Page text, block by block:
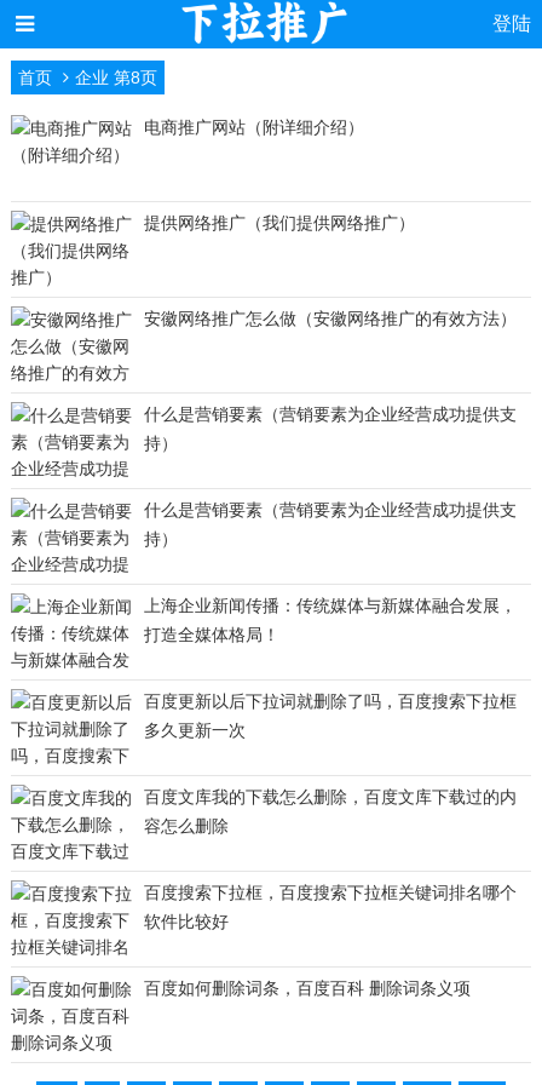
登陆
首页 企业 第8页
电商推广网站（附详细介绍）
提供网络推广（我们提供网络推广）
安徽网络推广怎么做（安徽网络推广的有效方法）
什么是营销要素（营销要素为企业经营成功提供支
持）
什么是营销要素（营销要素为企业经营成功提供支
持）
上海企业新闻传播：传统媒体与新媒体融合发展，
打造全媒体格局！
百度更新以后下拉词就删除了吗，百度搜索下拉框
多久更新一次
百度文库我的下载怎么删除，百度文库下载过的内
容怎么删除
百度搜索下拉框，百度搜索下拉框关键词排名哪个
软件比较好
百度如何删除词条，百度百科 删除词条义项